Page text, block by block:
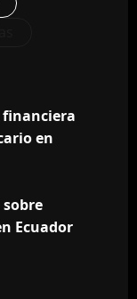
en
sobre
Ecuador